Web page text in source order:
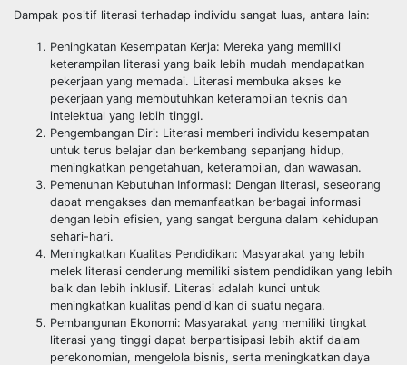
Dampak positif literasi terhadap individu sangat luas, antara lain:
Peningkatan Kesempatan Kerja: Mereka yang memiliki
keterampilan literasi yang baik lebih mudah mendapatkan
pekerjaan yang memadai. Literasi membuka akses ke
pekerjaan yang membutuhkan keterampilan teknis dan
intelektual yang lebih tinggi.
Pengembangan Diri: Literasi memberi individu kesempatan
untuk terus belajar dan berkembang sepanjang hidup,
meningkatkan pengetahuan, keterampilan, dan wawasan.
Pemenuhan Kebutuhan Informasi: Dengan literasi, seseorang
dapat mengakses dan memanfaatkan berbagai informasi
dengan lebih efisien, yang sangat berguna dalam kehidupan
sehari-hari.
Meningkatkan Kualitas Pendidikan: Masyarakat yang lebih
melek literasi cenderung memiliki sistem pendidikan yang lebih
baik dan lebih inklusif. Literasi adalah kunci untuk
meningkatkan kualitas pendidikan di suatu negara.
Pembangunan Ekonomi: Masyarakat yang memiliki tingkat
literasi yang tinggi dapat berpartisipasi lebih aktif dalam
perekonomian, mengelola bisnis, serta meningkatkan daya